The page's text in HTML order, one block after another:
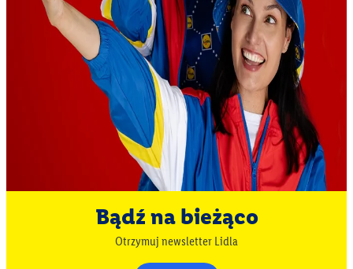
Bądź na bieżąco
Otrzymuj newsletter Lidla